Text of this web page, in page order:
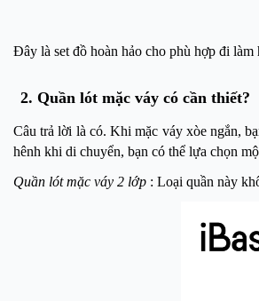
Đây là set đồ hoàn hảo cho phù hợp đi
2. Quần lót mặc váy có cần thiết?
Câu trả lời là có. Khi mặc váy xòe ngắn,
hênh khi di chuyển, bạn có thể lựa chọn
Quần lót mặc váy 2 lớp : Loại quần này